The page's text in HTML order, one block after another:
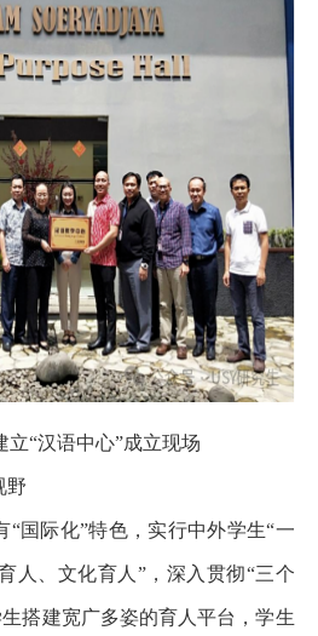
立“汉语中心”成立现场
野
“国际化”特色，实行中外学生“一
人、文化育人 ”，深入贯彻“三个
搭建宽广多姿的育人平台，学生